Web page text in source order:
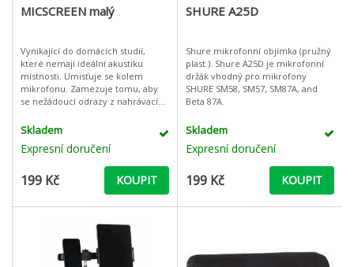
MICSCREEN malý
Vynikající do domácích studií,
které nemají ideální akustiku
místnosti. Umisťuje se kolem
mikrofonu. Zamezuje tomu, aby
se nežádoucí odrazy z nahrávací
mikrofonu. Vynikající možnosti
Skladem
Expresní doručení
199 Kč KOUPIT
SHURE A25D
Shure mikrofonní objímka (pružný
plast ). Shure A25D je mikrofonní
držák vhodný pro mikrofony
SHURE SM58, SM57, SM87A, and
Beta 87A.
Skladem
Expresní doručení
199 Kč KOUPIT